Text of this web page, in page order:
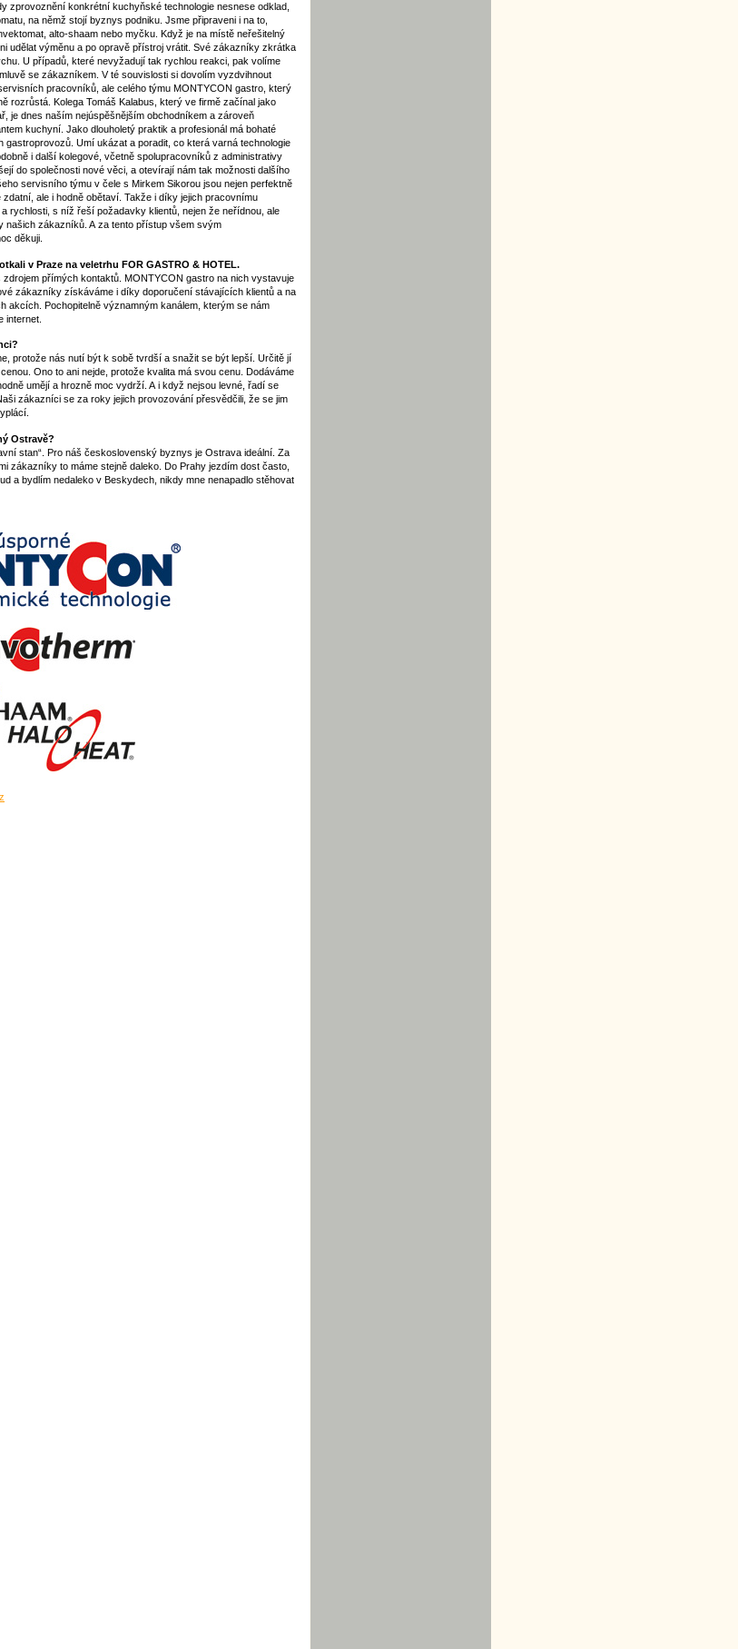
zprovoznění konkrétní kuchyňské technologie nesnese odklad,
na němž stojí byznys podniku. Jsme připraveni i na to,
alto-shaam nebo myčku. Když je na místě neřešitelný
udělat výměnu a po opravě přístroj vrátit. Své zákazníky zkrátka
U případů, které nevyžadují tak rychlou reakci, pak volíme
se zákazníkem. V té souvislosti si dovolím vyzdvihnout
pracovníků, ale celého týmu MONTYCON gastro, který
rozrůstá. Kolega Tomáš Kalabus, který ve firmě začínal jako
je dnes naším nejúspěšnějším obchodníkem a zároveň
kuchyní. Jako dlouholetý praktik a profesionál má bohaté
gastroprovozů. Umí ukázat a poradit, co která varná technologie
i další kolegové, včetně spolupracovníků z administrativy
do společnosti nové věci, a otevírají nám tak možnosti dalšího
servisního týmu v čele s Mirkem Sikorou jsou nejen perfektně
zdatní, ale i hodně obětaví. Takže i díky jejich pracovnímu
rychlosti, s níž řeší požadavky klientů, nejen že neřídnou, ale
našich zákazníků. A za tento přístup všem svým
děkuji.
v Praze na veletrhu FOR GASTRO & HOTEL.
zdrojem přímých kontaktů. MONTYCON gastro na nich vystavuje
zákazníky získáváme i díky doporučení stávajících klientů a na
akcích. Pochopitelně významným kanálem, kterým se nám
internet.
protože nás nutí být k sobě tvrdší a snažit se být lepší. Určitě jí
Ono to ani nejde, protože kvalita má svou cenu. Dodáváme
umějí a hrozně moc vydrží. A i když nejsou levné, řadí se
zákazníci se za roky jejich provozování přesvědčili, že se jim
Ostravě?
stan“. Pro náš československý byznys je Ostrava ideální. Za
zákazníky to máme stejně daleko. Do Prahy jezdím dost často,
a bydlím nedaleko v Beskydech, nikdy mne nenapadlo stěhovat